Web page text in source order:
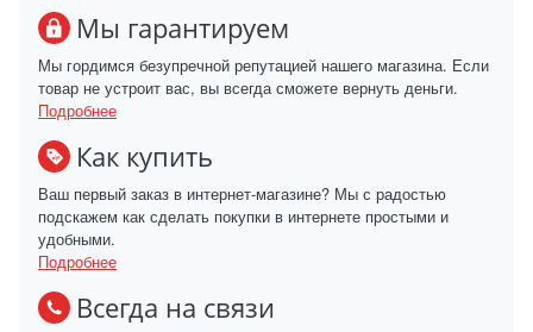
Мы гарантируем
Мы гордимся безупречной репутацией нашего магазина. Если
товар не устроит вас, вы всегда сможете вернуть деньги.
Подробнее
Как купить
Ваш первый заказ в интернет-магазине? Мы с радостью
подскажем как сделать покупки в интернете простыми и
удобными.
Подробнее
Всегда на связи